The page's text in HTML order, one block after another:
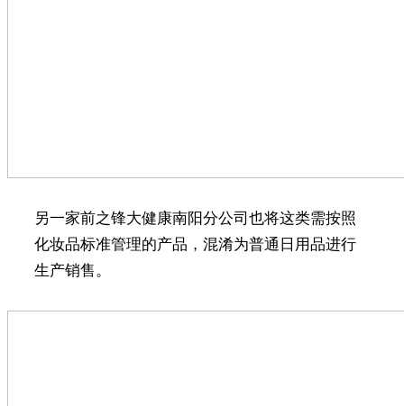
另一家前之锋大健康南阳分公司也将这类需按照
化妆品标准管理的产品，混淆为普通日用品进行
生产销售。